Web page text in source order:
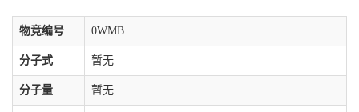
物竞编号 0WMB
分子式 暂无
分子量 暂无